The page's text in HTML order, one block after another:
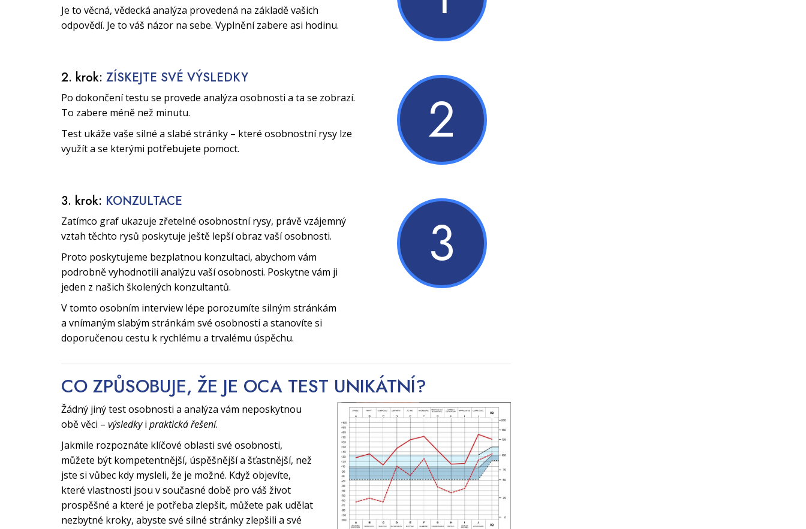
Je to věcná, vědecká analýza provedená na základě vašich
odpovědí. Je to váš názor na sebe. Vyplnění zabere asi hodinu.
2. krok: ZÍSKEJTE SVÉ VÝSLEDKY
Po dokončení testu se provede analýza osobnosti a ta se zobrazí.
To zabere méně než minutu.
Test ukáže vaše silné a slabé stránky – které osobnostní rysy lze
využít a se kterými potřebujete pomoct.
2
3. krok: KONZULTACE
Zatímco graf ukazuje zřetelné osobnostní rysy, právě vzájemný
vztah těchto rysů poskytuje ještě lepší obraz vaší osobnosti.
Proto poskytujeme bezplatnou konzultaci, abychom vám
podrobně vyhodnotili analýzu vaší osobnosti. Poskytne vám ji
jeden z našich školených konzultantů.
V tomto osobním interview lépe porozumíte silným stránkám
a vnímaným slabým stránkám své osobnosti a stanovíte si
doporučenou cestu k rychlému a trvalému úspěchu.
3
CO ZPŮSOBUJE, ŽE JE OCA TEST UNIKÁTNÍ?
Žádný jiný test osobnosti a analýza vám neposkytnou
obě věci – výsledkyi praktická řešení.
Jakmile rozpoznáte klíčové oblasti své osobnosti,
můžete být kompetentnější, úspěšnější a šťastnější, než
jste si vůbec kdy mysleli, že je možné. Když objevíte,
které vlastnosti jsou v současné době pro váš život
prospěšné a které je potřeba zlepšit, můžete pak udělat
nezbytné kroky, abyste své silné stránky zlepšili a své